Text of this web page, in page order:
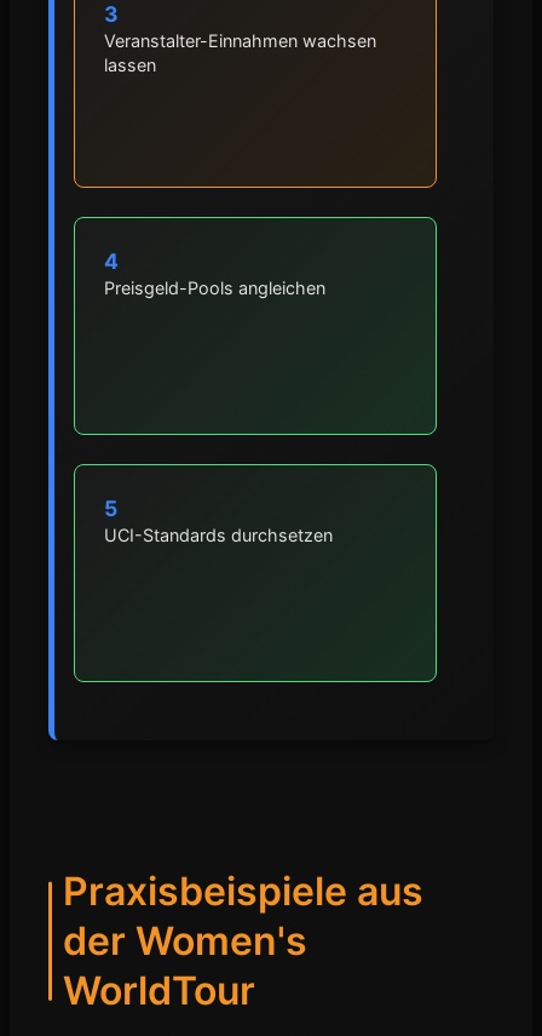
3
Veranstalter-Einnahmen wachsen
lassen
4
Preisgeld-Pools angleichen
5
UCI-Standards durchsetzen
Praxisbeispiele aus
der Women's
WorldTour